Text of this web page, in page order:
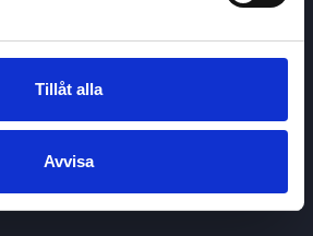
Tillåt alla
Avvisa